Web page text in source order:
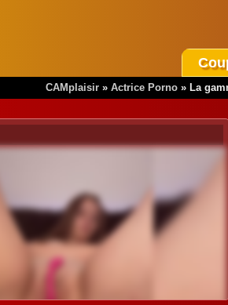
CAMplaisir » Actrice Porno » La